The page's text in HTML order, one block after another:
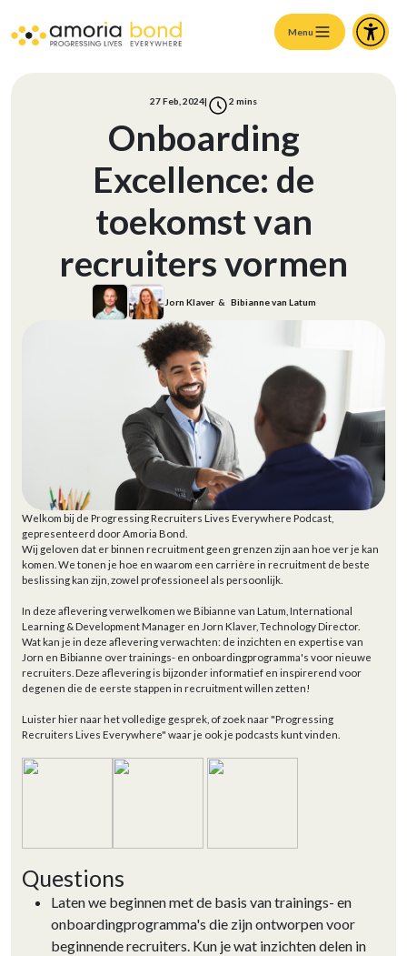
Menu
27 Feb, 2024| 2 mins
Onboarding
Excellence: de
toekomst van
recruiters vormen
Jorn Klaver & Bibianne van Latum
Welkom bij de Progressing Recruiters Lives Everywhere Podcast,
gepresenteerd door Amoria Bond.
Wij geloven dat er binnen recruitment geen grenzen zijn aan hoe ver je kan
komen. We tonen je hoe en waarom een carrière in recruitment de beste
beslissing kan zijn, zowel professioneel als persoonlijk.
In deze aflevering verwelkomen we Bibianne van Latum, International
Learning & Development Manager en Jorn Klaver, Technology Director.
Wat kan je in deze aflevering verwachten: de inzichten en expertise van
Jorn en Bibianne over trainings- en onboardingprogramma's voor nieuwe
recruiters. Deze aflevering is bijzonder informatief en inspirerend voor
degenen die de eerste stappen in recruitment willen zetten!
Luister hier naar het volledige gesprek, of zoek naar "Progressing
Recruiters Lives Everywhere" waar je ook je podcasts kunt vinden.
Questions
Laten we beginnen met de basis van trainings- en
onboardingprogramma's die zijn ontworpen voor
beginnende recruiters. Kun je wat inzichten delen in